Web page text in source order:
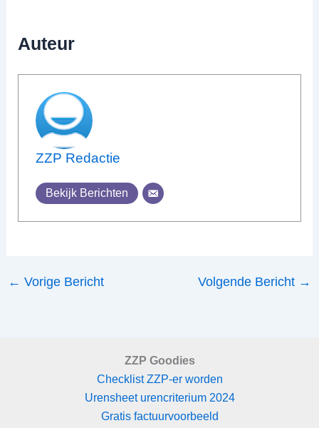
Auteur
ZZP Redactie
Bekijk Berichten
← Vorige Bericht Volgende Bericht →
ZZP Goodies
Checklist ZZP-er worden
Urensheet urencriterium 2024
Gratis factuurvoorbeeld